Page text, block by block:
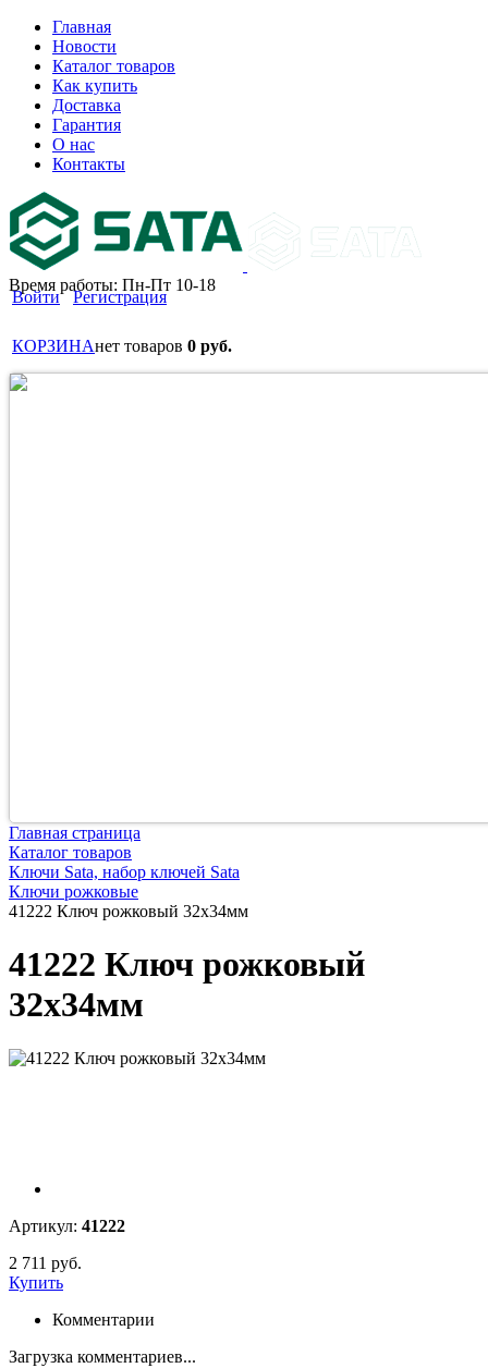
Главная
Новости
Каталог товаров
Как купить
Доставка
Гарантия
О нас
Контакты
Время работы: Пн-Пт 10-18
Войти Регистрация
КОРЗИНАнет товаров 0 руб.
Главная страница
Каталог товаров
Ключи Sata, набор ключей Sata
Ключи рожковые
41222 Ключ рожковый 32х34мм
41222 Ключ рожковый
32х34мм
Артикул: 41222
2 711 руб.
Купить
Комментарии
Загрузка комментариев...